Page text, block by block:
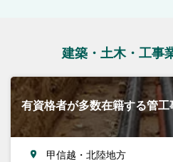
建築・土木・工事
有資格者が多数在籍する管
甲信越・北陸地方